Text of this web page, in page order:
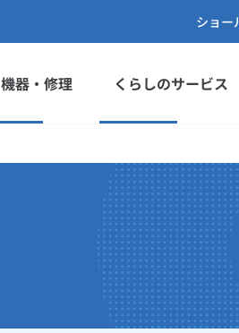
機器・修理 くらしのサービス
ショー